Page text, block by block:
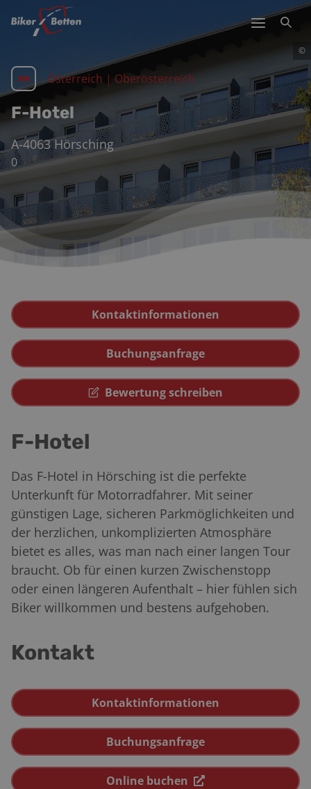
©
Österreich | Oberösterreich
F-Hotel
A-4063 Hörsching
0
Kontaktinformationen
Buchungsanfrage
Bewertung schreiben
F-Hotel
Das F-Hotel in Hörsching ist die perfekte
Unterkunft für Motorradfahrer. Mit seiner
günstigen Lage, sicheren Parkmöglichkeiten und
der herzlichen, unkomplizierten Atmosphäre
bietet es alles, was man nach einer langen Tour
braucht. Ob für einen kurzen Zwischenstopp
oder einen längeren Aufenthalt – hier fühlen sich
Biker willkommen und bestens aufgehoben.
Kontakt
Kontaktinformationen
Buchungsanfrage
Online buchen